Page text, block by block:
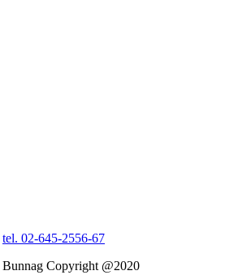
tel. 02-645-2556-67
Copyright @2020